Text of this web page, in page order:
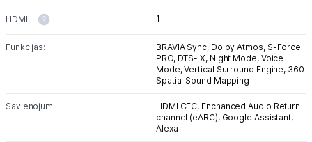
HDMI: 1
Funkcijas: BRAVIA Sync, Dolby Atmos, S-Force
PRO, DTS- X, Night Mode, Voice
Mode,Vertical Surround Engine, 360
Spatial Sound Mapping
Savienojumi: HDMI CEC, Enchanced Audio Return
channel (eARC), Google Assistant,
Alexa